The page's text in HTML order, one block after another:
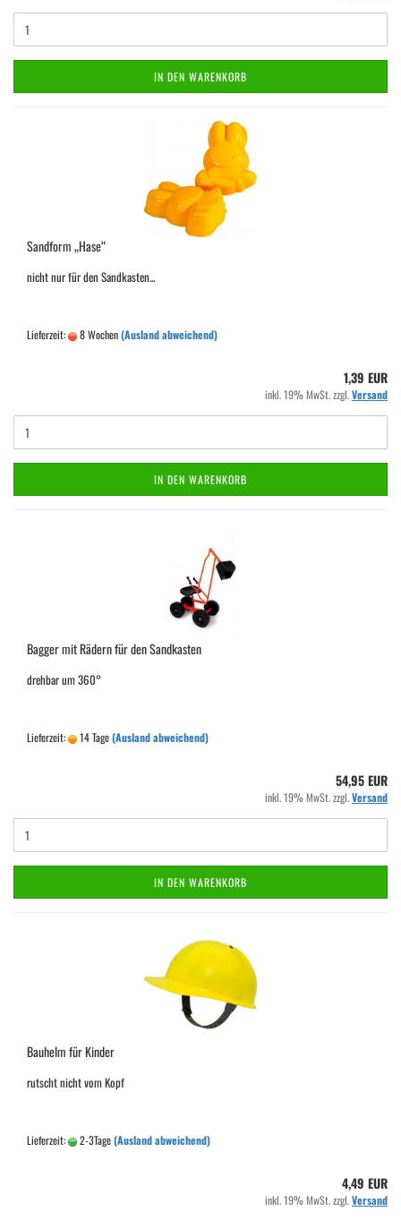
IN DEN WARENKORB
Sandform „Hase“
nicht nur für den Sandkasten...
Lieferzeit: 8 Wochen(Ausland abweichend)
1,39 EUR
inkl. 19% MwSt. zzgl.Versand
IN DEN WARENKORB
Bagger mit Rädern für den Sandkasten
drehbar um 360°
Lieferzeit: 14 Tage(Ausland abweichend)
54,95 EUR
inkl. 19% MwSt. zzgl.Versand
IN DEN WARENKORB
Bauhelm für Kinder
rutscht nicht vom Kopf
Lieferzeit: 2-3Tage(Ausland abweichend)
4,49 EUR
inkl. 19% MwSt. zzgl.Versand